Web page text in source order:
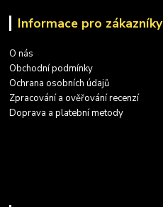
Informace pro zákazníky
O nás
Obchodní podmínky
Ochrana osobních údajů
Zpracování a ověřování recenzí
Doprava a platební metody